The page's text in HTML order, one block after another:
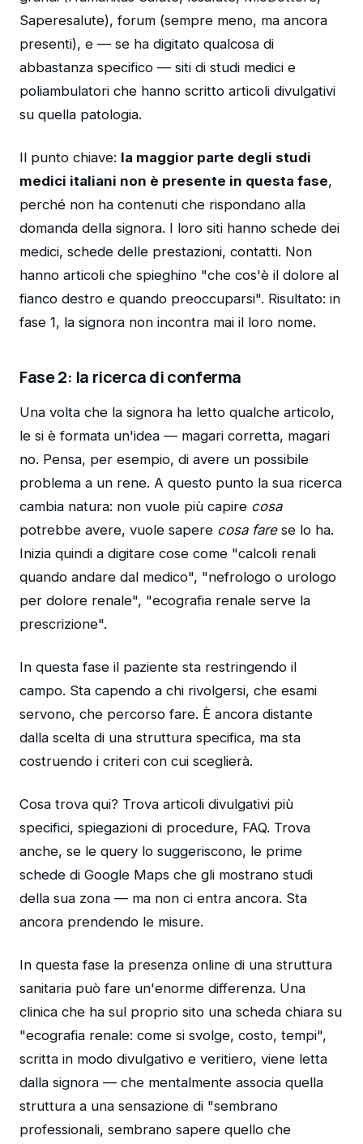
Saperesalute), forum (sempre meno, ma ancora
presenti), e — se ha digitato qualcosa di
abbastanza specifico — siti di studi medici e
poliambulatori che hanno scritto articoli divulgativi
su quella patologia.
Il punto chiave: la maggior parte degli studi
medici italiani non è presente in questa fase,
perché non ha contenuti che rispondano alla
domanda della signora. I loro siti hanno schede dei
medici, schede delle prestazioni, contatti. Non
hanno articoli che spieghino "che cos'è il dolore al
fianco destro e quando preoccuparsi". Risultato: in
fase 1, la signora non incontra mai il loro nome.
Fase 2: la ricerca di conferma
Una volta che la signora ha letto qualche articolo,
le si è formata un'idea — magari corretta, magari
no. Pensa, per esempio, di avere un possibile
problema a un rene. A questo punto la sua ricerca
cambia natura: non vuole più capire cosa
potrebbe avere, vuole sapere cosa farese lo ha.
Inizia quindi a digitare cose come "calcoli renali
quando andare dal medico", "nefrologo o urologo
per dolore renale", "ecografia renale serve la
prescrizione".
In questa fase il paziente sta restringendo il
campo. Sta capendo a chi rivolgersi, che esami
servono, che percorso fare. È ancora distante
dalla scelta di una struttura specifica, ma sta
costruendo i criteri con cui sceglierà.
Cosa trova qui? Trova articoli divulgativi più
specifici, spiegazioni di procedure, FAQ. Trova
anche, se le query lo suggeriscono, le prime
schede di Google Maps che gli mostrano studi
della sua zona — ma non ci entra ancora. Sta
ancora prendendo le misure.
In questa fase la presenza online di una struttura
sanitaria può fare un'enorme differenza. Una
clinica che ha sul proprio sito una scheda chiara su
"ecografia renale: come si svolge, costo, tempi",
scritta in modo divulgativo e veritiero, viene letta
dalla signora — che mentalmente associa quella
struttura a una sensazione di "sembrano
professionali, sembrano sapere quello che